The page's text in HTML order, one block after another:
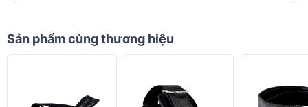
- Màu sắc: Đen
Công dụng của Bao tay Wheystore
tiếp với dụng cụ tập, bảo vệ lòng bàn tay khỏi bị chai sần và tróc
Sản phẩm cùng thương hiệu